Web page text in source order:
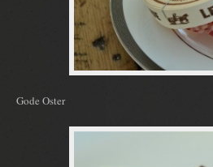
Gode Oster